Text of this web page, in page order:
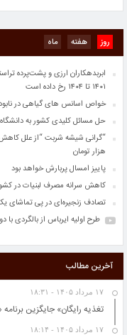
روز هفته ماه
ایران و چین در مورد مسائل منطقه
قراردادهایی به ارزش ۵۰۰ میلیون دلار با دانش‌بنیان‌ها امضا می‌شود
ابربدهکاران ارزی و پشت‌پرده
۱۴۰۱ تا ۱۴۰۴ رخ داده است
خواص اسانس های گیاهی در
حل مسائل کلیدی کشور به
هزار تومان
پاییز امسال پربارش خواهد بود
کاهش سرانه مصرف لبنیات در
تصادف زنجیره‌ای در پی تماشای
طرح اولیه ایرباس از بالگردی با
قراردادهایی به ارزش ۵۰۰ میلیون دلار با دانش‌بنیان‌ها امضا می‌شود
ابربدهکاران ارزی و پشت‌پرده
۱۴۰۱ تا ۱۴۰۴ رخ داده است
خواص اسانس های گیاهی در
حل مسائل کلیدی کشور به
آخرین مطالب
۱۷ مرداد ۱۴۰۵ - ۱۸:۳۱
تغذیه رایگان» جایگزین برنامه «شیر
۱۷ مرداد ۱۴۰۵ - ۱۸:۱۴